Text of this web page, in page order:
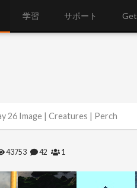
学習 サポート Get
26 Image | Creatures | Perch
43753 42 1